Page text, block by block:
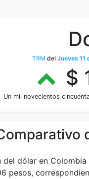
TRM del Jueves 11
$
Un mil novecientos
dólar en
pesos,